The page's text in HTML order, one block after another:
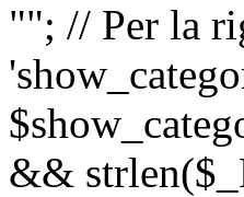
""; // Per la
&&